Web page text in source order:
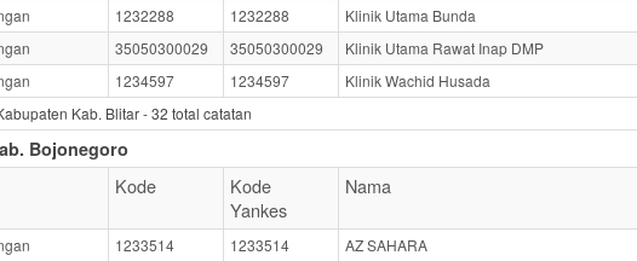
1232288 1232288
Klinik Utama Bunda
35050300029 35050300029
Klinik Utama Rawat Inap DMP
1234597 1234597
Klinik Wachid Husada
Kab. Blitar -32 total catatan
Bojonegoro
Kode
Kode
Yankes
Nama
1233514 1233514 AZ SAHARA